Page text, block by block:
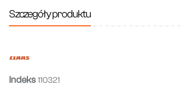
Szczegóły produktu
Indeks110321